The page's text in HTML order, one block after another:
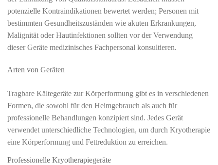
potenzielle Kontraindikationen bewertet werden; Personen mit
bestimmten Gesundheitszuständen wie akuten Erkrankungen,
Malignität oder Hautinfektionen sollten vor der Verwendung
dieser Geräte medizinisches Fachpersonal konsultieren.
Arten von Geräten
Tragbare Kältegeräte zur Körperformung gibt es in verschiedenen
Formen, die sowohl für den Heimgebrauch als auch für
professionelle Behandlungen konzipiert sind. Jedes Gerät
verwendet unterschiedliche Technologien, um durch Kryotherapie
eine Körperformung und Fettreduktion zu erreichen.
Professionelle Kryotherapiegeräte